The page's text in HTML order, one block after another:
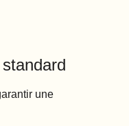
une